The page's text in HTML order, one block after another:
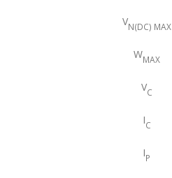
VN(DC) MAX
WMAX
VC
IC
IP